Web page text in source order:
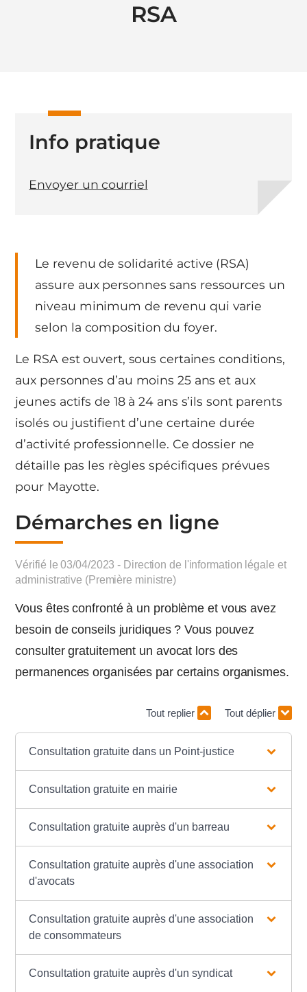
RSA
Le revenu de solidarité active (RSA)
assure aux personnes sans ressources un
niveau minimum de revenu qui varie
selon la composition du foyer.
Le RSA est ouvert, sous certaines conditions,
aux personnes d’au moins 25 ans et aux
jeunes actifs de 18 à 24 ans s’ils sont parents
isolés ou justifient d’une certaine durée
d’activité professionnelle. Ce dossier ne
détaille pas les règles spécifiques prévues
pour Mayotte.
Démarches en ligne
Vérifié le 03/04/2023 - Direction de l'information légale et
administrative (Première ministre)
Vous êtes confronté à un problème et vous avez
besoin de conseils juridiques ? Vous pouvez
consulter gratuitement un avocat lors des
permanences organisées par certains organismes.
Tout replier Tout déplier
Consultation gratuite dans un Point-justice
Consultation gratuite en mairie
Consultation gratuite auprès d'un barreau
Consultation gratuite auprès d'une association
d'avocats
Consultation gratuite auprès d'une association
de consommateurs
Consultation gratuite auprès d'un syndicat
Info pratique
Envoyer un courriel